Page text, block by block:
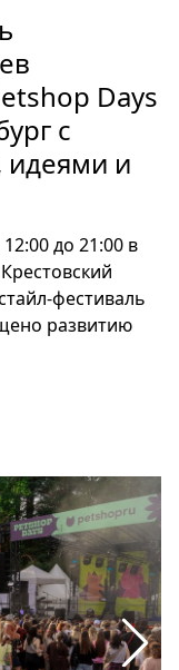
Days
с
идеями и
до 21:00 в
фестиваль
развитию